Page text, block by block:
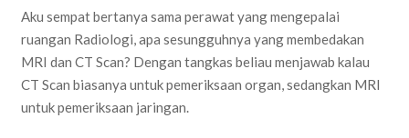
Aku sempat bertanya sama perawat yang mengepalai
ruangan Radiologi, apa sesungguhnya yang membedakan
MRI dan CT Scan? Dengan tangkas beliau menjawab kalau
CT Scan biasanya untuk pemeriksaan organ, sedangkan MRI
untuk pemeriksaan jaringan.